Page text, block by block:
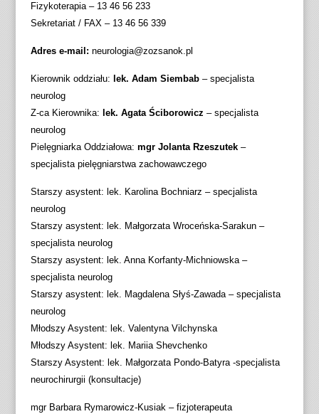
Fizykoterapia – 13 46 56 233
Sekretariat / FAX – 13 46 56 339
Adres e-mail: neurologia@zozsanok.pl
Kierownik oddziału: lek. Adam Siembab– specjalista
neurolog
Z-ca Kierownika: lek. Agata Ściborowicz – specjalista
neurolog
Pielęgniarka Oddziałowa: mgr Jolanta Rzeszutek–
specjalista pielęgniarstwa zachowawczego
Starszy asystent: lek. Karolina Bochniarz – specjalista
neurolog
Starszy asystent: lek. Małgorzata Wroceńska-Sarakun –
specjalista neurolog
Starszy asystent: lek. Anna Korfanty-Michniowska –
specjalista neurolog
Starszy asystent: lek. Magdalena Słyś-Zawada – specjalista
neurolog
Młodszy Asystent: lek. Valentyna Vilchynska
Młodszy Asystent: lek. Mariia Shevchenko
Starszy Asystent: lek. Małgorzata Pondo-Batyra -specjalista
neurochirurgii (konsultacje)
mgr Barbara Rymarowicz-Kusiak – fizjoterapeuta